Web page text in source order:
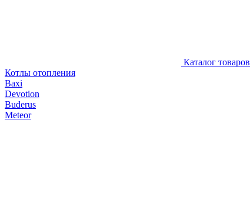
Каталог товаров
Котлы отопления
Baxi
Devotion
Buderus
Meteor